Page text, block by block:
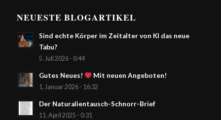
NEUESTE BLOGARTIKEL
Sind echte Körper im Zeitalter von KI das neue
Tabu?
5. Juli 2026 - 0:44
Gutes Neues! Mit neuen Angeboten!
1. Januar 2026 - 16:32
Der Naturalientausch-Schnorr-Brief
11. April 2025 - 0:31